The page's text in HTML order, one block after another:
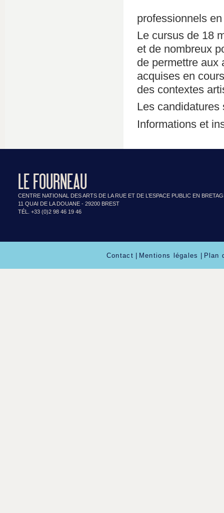
professionnels
Le cursus de 18
et de nombreux
de permettre aux
acquises en
des contextes
Les candidatures
Informations et
LE FOURNEAU
CENTRE NATIONAL DES ARTS DE LA RUE ET DE L’ESPACE PUBLIC EN
11 QUAI DE LA DOUANE - 29200 BREST
TÉL. +33 (0)2 98 46 19 46
Contact | Mentions légales | Plan